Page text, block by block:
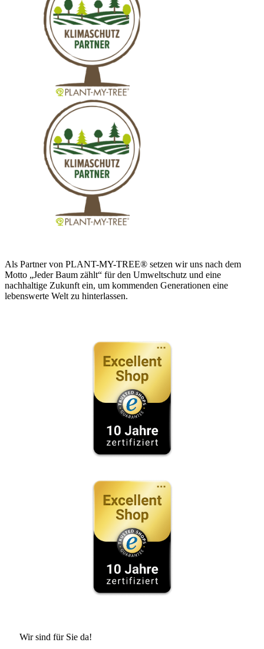
Als Partner von PLANT-MY-TREE® setzen wir uns nach dem
Motto „Jeder Baum zählt“ für den Umweltschutz und eine
nachhaltige Zukunft ein, um kommenden Generationen eine
lebenswerte Welt zu hinterlassen.
Wir sind für Sie da!